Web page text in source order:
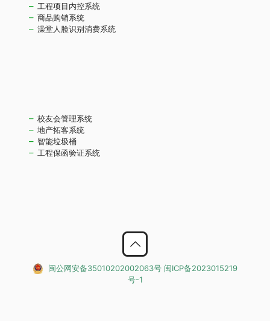
工程项目内控系统
商品购销系统
澡堂人脸识别消费系统
校友会管理系统
地产拓客系统
智能垃圾桶
工程保函验证系统
闽公网安备35010202002063号 闽ICP备2023015219
号-1